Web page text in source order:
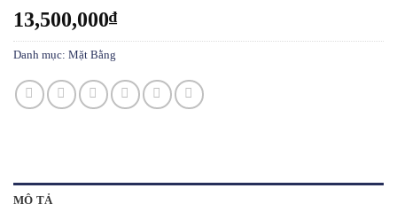
13,500,000₫
Danh mục: Mặt Bằng
MÔ TẢ